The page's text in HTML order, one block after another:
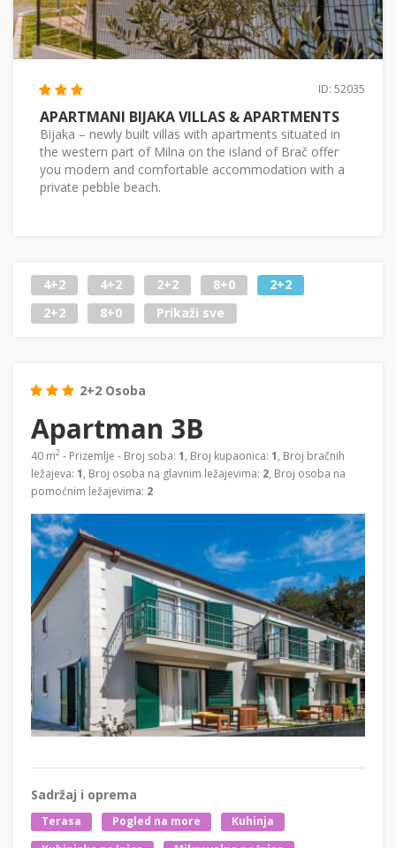
ID: 52035
APARTMANI BIJAKA VILLAS & APARTMENTS
Bijaka – newly built villas with apartments situated in
the western part of Milna on the island of Brač offer
you modern and comfortable accommodation with a
private pebble beach.
4+2 4+2 2+2 8+0
2+2
2+2
8+0 Prikaži sve
2+2 Osoba
Apartman 3B
40 m2 - Prizemlje - Broj soba: 1, Broj kupaonica: 1, Broj bračnih
ležajeva: 1, Broj osoba na glavnim ležajevima: 2, Broj osoba na
pomoćnim ležajevima: 2
Sadržaj i oprema
Terasa Pogled na more
Kuhinja